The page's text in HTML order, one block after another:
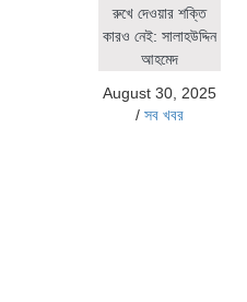
রুখে দেওয়ার শক্তি
কারও নেই: সালাহউদ্দিন
আহমেদ
August 30, 2025
/সব খবর